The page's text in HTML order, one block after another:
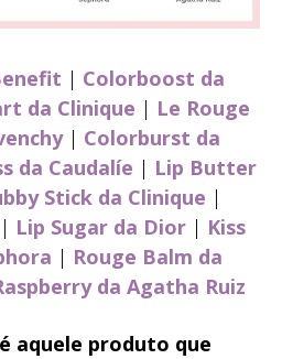
| Colorboost da
da Clinique | Le Rouge
| Colorburst da
da Caudalíe | Lip Butter
Stick da Clinique |
| Lip Sugar da Dior | Kiss
| Rouge Balm da
da Agatha Ruiz
aquele produto que